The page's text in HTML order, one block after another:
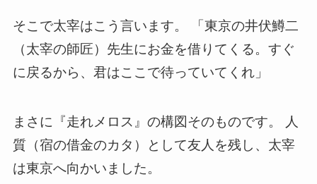
そこで太宰はこう言います。 「東京の井伏鱒二
（太宰の師匠）先生にお金を借りてくる。すぐ
に戻るから、君はここで待っていてくれ」
まさに『走れメロス』の構図そのものです。 人
質（宿の借金のカタ）として友人を残し、太宰
は東京へ向かいました。